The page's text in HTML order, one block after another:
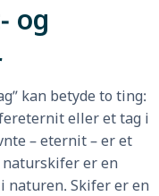
og
kan betyde to ting:
eller et tag i
– eternit – er et
er en
naturen. Skifer er en